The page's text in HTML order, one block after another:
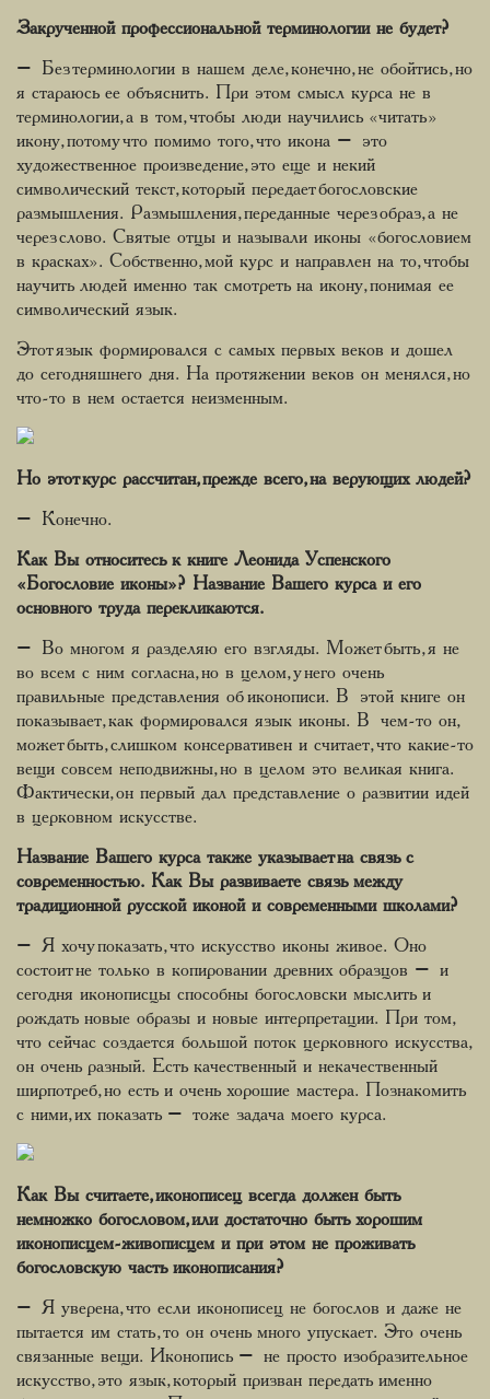
Закрученной профессиональной терминологии не будет?
– Без терминологии в нашем деле, конечно, не обойтись, но
я стараюсь ее объяснить. При этом смысл курса не в
терминологии, а в том, чтобы люди научились «читать»
икону, потому что помимо того, что икона – это
художественное произведение, это еще и некий
символический текст, который передает богословские
размышления. Размышления, переданные через образ, а не
через слово. Святые отцы и называли иконы «богословием
в красках». Собственно, мой курс и направлен на то, чтобы
научить людей именно так смотреть на икону, понимая ее
символический язык.
Этот язык формировался с самых первых веков и дошел
до сегодняшнего дня. На протяжении веков он менялся, но
что-то в нем остается неизменным.
Но этот курс рассчитан, прежде всего, на верующих людей?
– Конечно.
Как Вы относитесь к книге Леонида Успенского
«Богословие иконы»? Название Вашего курса и его
основного труда перекликаются.
– Во многом я разделяю его взгляды. Может быть, я не
во всем с ним согласна, но в целом, у него очень
правильные представления об иконописи. В этой книге он
показывает, как формировался язык иконы. В чем-то он,
может быть, слишком консервативен и считает, что какие-то
вещи совсем неподвижны, но в целом это великая книга.
Фактически, он первый дал представление о развитии идей
в церковном искусстве.
Название Вашего курса также указывает на связь с
современностью. Как Вы развиваете связь между
традиционной русской иконой и современными школами?
– Я хочу показать, что искусство иконы живое. Оно
состоит не только в копировании древних образцов – и
сегодня иконописцы способны богословски мыслить и
рождать новые образы и новые интерпретации. При том,
что сейчас создается большой поток церковного искусства,
он очень разный. Есть качественный и некачественный
ширпотреб, но есть и очень хорошие мастера. Познакомить
с ними, их показать – тоже задача моего курса.
Как Вы считаете, иконописец всегда должен быть
немножко богословом, или достаточно быть хорошим
иконописцем-живописцем и при этом не проживать
богословскую часть иконописания?
– Я уверена, что если иконописец не богослов и даже не
пытается им стать, то он очень много упускает. Это очень
связанные вещи. Иконопись – не просто изобразительное
искусство, это язык, который призван передать именно